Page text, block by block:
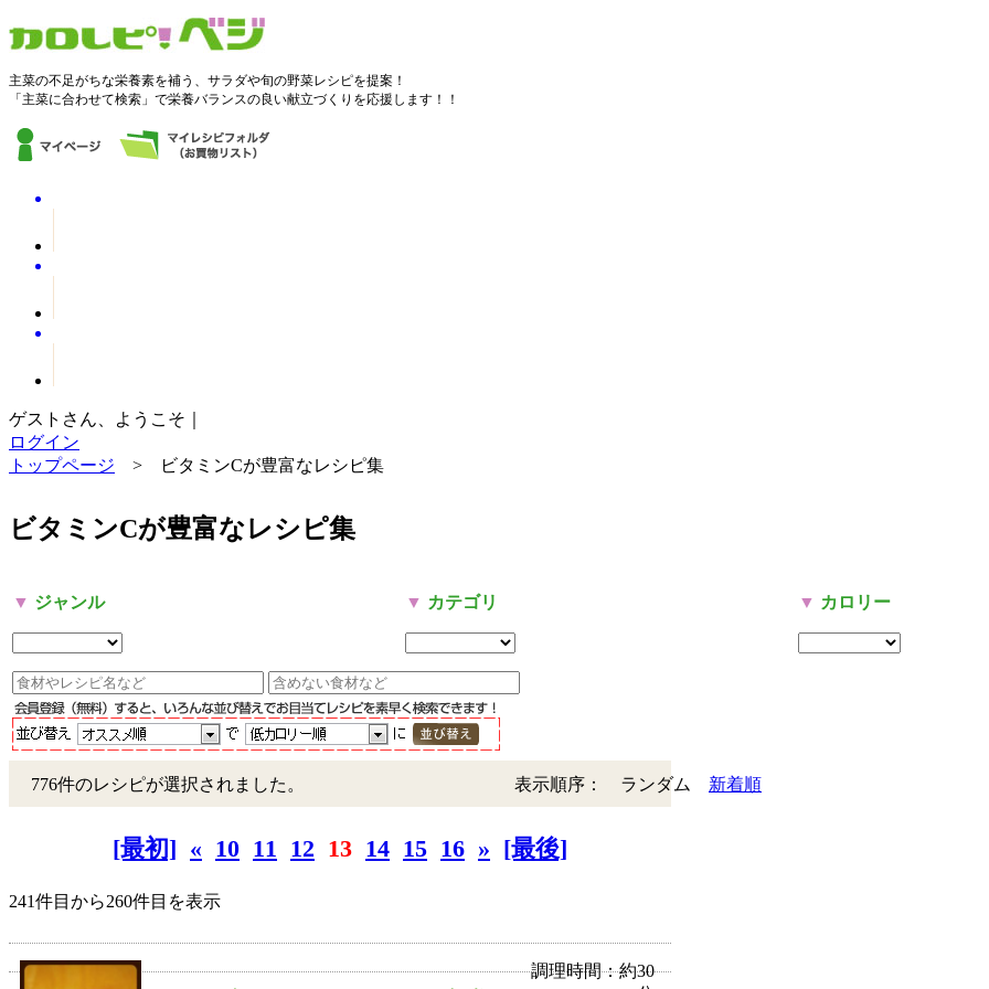
主菜の不足がちな栄養素を補う、サラダや旬の野菜レシピを提案！
「主菜に合わせて検索」で栄養バランスの良い献立づくりを応援します！！
ゲストさん、ようこそ｜
ログイン
トップページ > ビタミンCが豊富なレシピ集
ビタミンCが豊富なレシピ集
▼ ジャンル ▼ カテゴリ ▼ カロリー
776件のレシピが選択されました。 表示順序： ランダム 新着順
[最初] « 10 11 12 13 14 15 16 » [最後]
241件目から260件目を表示
調理時間：約30